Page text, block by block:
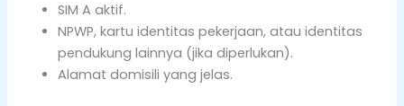
SIM A aktif.
NPWP, kartu identitas pekerjaan, atau identitas
pendukung lainnya (jika diperlukan).
Alamat domisili yang jelas.